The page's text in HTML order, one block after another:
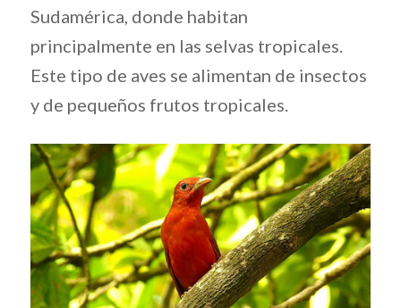
Sudamérica, donde habitan
principalmente en las selvas tropicales.
Este tipo de aves se alimentan de insectos
y de pequeños frutos tropicales.